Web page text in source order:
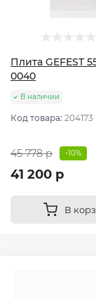
Плита GEFEST
0040
В наличии
Код товара: 204173
45 778 р -10%
41 200 р
В